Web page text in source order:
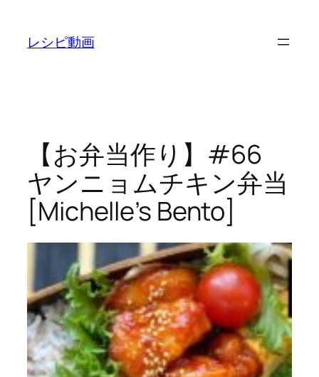
レシピ動画
【お弁当作り】#66
ヤンニョムチキン弁当
[Michelle’s Bento]